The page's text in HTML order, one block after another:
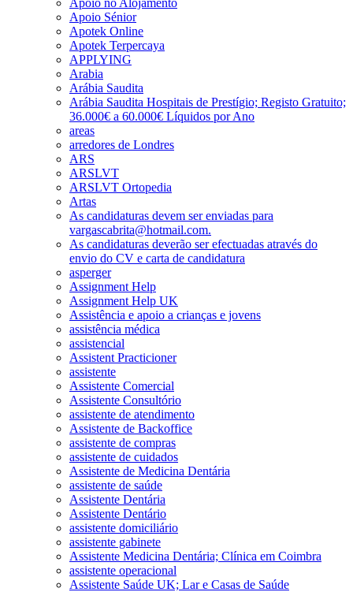
Apoio Sénior
Apotek Online
Apotek Terpercaya
APPLYING
Arabia
Arábia Saudita
Arábia Saudita Hospitais de Prestígio; Registo Gratuito;
36.000€ a 60.000€ Líquidos por Ano
areas
arredores de Londres
ARS
ARSLVT
ARSLVT Ortopedia
Artas
As candidaturas devem ser enviadas para
vargascabrita@hotmail.com.
As candidaturas deverão ser efectuadas através do
envio do CV e carta de candidatura
asperger
Assignment Help
Assignment Help UK
Assistência e apoio a crianças e jovens
assistência médica
assistencial
Assistent Practicioner
assistente
Assistente Comercial
Assistente Consultório
assistente de atendimento
Assistente de Backoffice
assistente de compras
assistente de cuidados
Assistente de Medicina Dentária
assistente de saúde
Assistente Dentária
Assistente Dentário
assistente domiciliário
assistente gabinete
Assistente Medicina Dentária; Clínica em Coimbra
assistente operacional
Assistente Saúde UK; Lar e Casas de Saúde